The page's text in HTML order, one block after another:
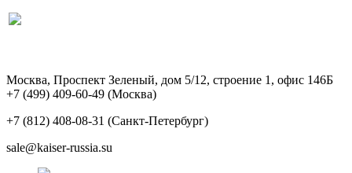
Москва, Проспект Зеленый, дом 5/12, строение 1, офис 146Б
+7 (499) 409-60-49 (Москва)
+7 (812) 408-08-31 (Санкт-Петербург)
sale@kaiser-russia.su